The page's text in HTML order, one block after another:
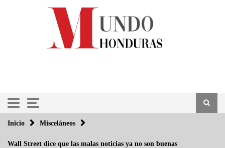
Inicio Misceláneos
Wall Street dice que las malas noticias ya no son buenas